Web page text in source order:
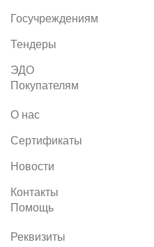
Госучреждениям
Тендеры
ЭДО
Покупателям
О нас
Сертификаты
Новости
Контакты
Помощь
Реквизиты